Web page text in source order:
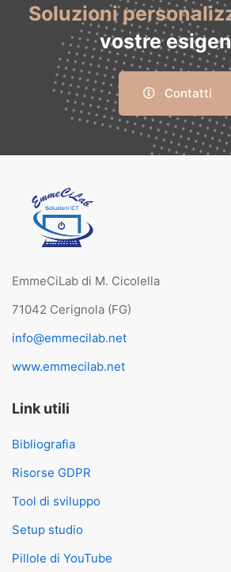
Soluzioni
vostre
Contatti
EmmeCiLab di M. Cicolella
71042 Cerignola (FG)
info@emmecilab.net
www.emmecilab.net
Link utili
Bibliografia
Risorse GDPR
Tool di sviluppo
Setup studio
Pillole di YouTube